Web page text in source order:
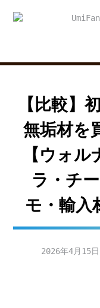
【比較】
無垢材を
【ウォ
ラ・チ
モ・輸入
2026年4月15日